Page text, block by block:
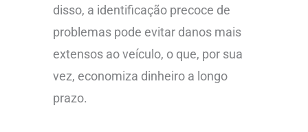
disso, a identificação precoce de
problemas pode evitar danos mais
extensos ao veículo, o que, por sua
vez, economiza dinheiro a longo
prazo.